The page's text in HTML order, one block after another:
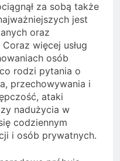
za sobą także
jest
oraz
więcej usług
osób
rodzi pytania o
przechowywania i
ataki
nadużycia w
codziennym
i osób prywatnych.